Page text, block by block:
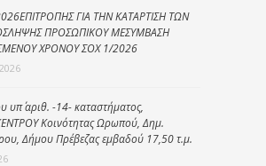
ΓΙΑ ΤΗΝ ΚΑΤΑΡΤΙΣΗ ΤΩΝ
ΠΡΟΣΩΠΙΚΟΥ ΜΕΣΥΜΒΑΣΗ
ΧΡΟΝΟΥ ΣΟΧ 1/2026
υπ΄ αριθ. -14- καταστήματος,
Κοινότητας Ωρωπού, Δημ.
Δήμου Πρέβεζας εμβαδού 17,50 τ.μ.